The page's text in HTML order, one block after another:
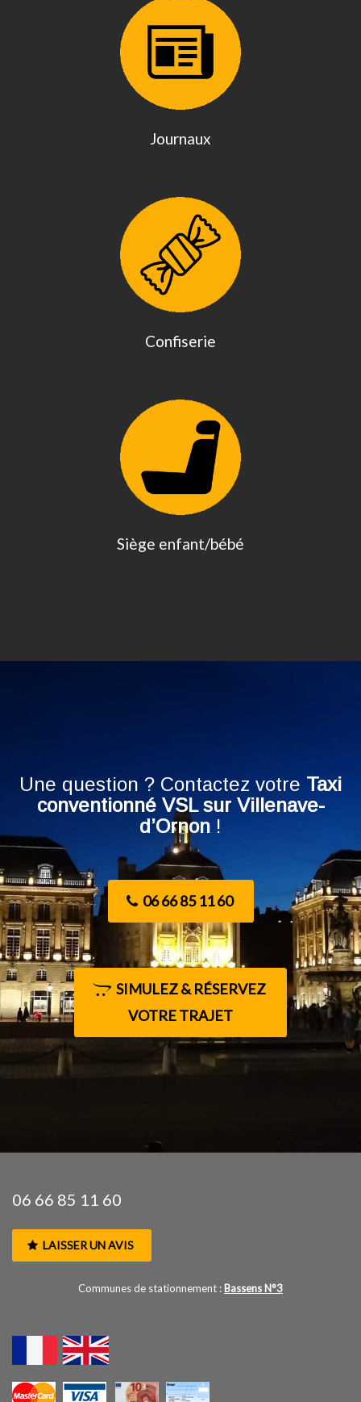
Journaux
Confiserie
Siège enfant/bébé
Une question ? Contactez votre Taxi
conventionné VSL sur Villenave-
d’Ornon !
06 66 85 11 60
SIMULEZ & RÉSERVEZ
VOTRE TRAJET
06 66 85 11 60
LAISSER UN AVIS
Communes de stationnement : Bassens N°3